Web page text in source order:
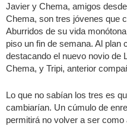
Javier y Chema, amigos
Chema, son tres jóvenes que
Aburridos de su vida
piso un fin de semana. Al plan
destacando el nuevo novio de
Chema, y Tripi, anterior
Lo que no sabían los tres es
cambiarían. Un cúmulo de
permitirá no volver a ser como